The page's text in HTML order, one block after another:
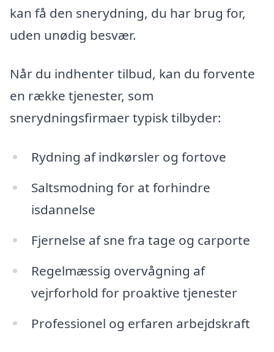
kan få den snerydning, du har brug for,
uden unødig besvær.
Når du indhenter tilbud, kan du forvente
en række tjenester, som
snerydningsfirmaer typisk tilbyder:
Rydning af indkørsler og fortove
Saltsmodning for at forhindre
isdannelse
Fjernelse af sne fra tage og carporte
Regelmæssig overvågning af
vejrforhold for proaktive tjenester
Professionel og erfaren arbejdskraft